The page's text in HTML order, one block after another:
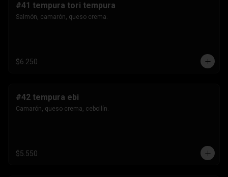
#41 tempura tori tempura
Salmón, camarón, queso crema.
$6.250
#42 tempura ebi
Camarón, queso crema, cebollín.
$5.550